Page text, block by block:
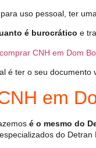
uso pessoal, ter
é burocrático e
comprar CNH em Dom
é ter o seu documento
em
é o mesmo do
do Detran